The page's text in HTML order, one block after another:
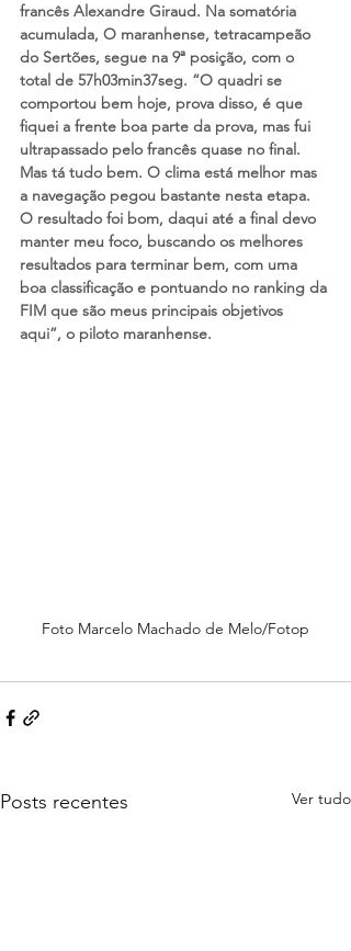
francês Alexandre Giraud. Na somatória
acumulada, O maranhense, tetracampeão
do Sertões, segue na 9ª posição, com o
total de 57h03min37seg. “O quadri se
comportou bem hoje, prova disso, é que
fiquei a frente boa parte da prova, mas fui
ultrapassado pelo francês quase no final.
Mas tá tudo bem. O clima está melhor mas
a navegação pegou bastante nesta etapa.
O resultado foi bom, daqui até a final devo
manter meu foco, buscando os melhores
resultados para terminar bem, com uma
boa classificação e pontuando no ranking da
FIM que são meus principais objetivos
aqui”, o piloto maranhense.
Foto Marcelo Machado de Melo/Fotop
Posts recentes Ver tudo